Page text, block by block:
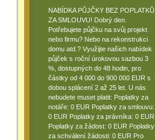
NABÍDKA PŮJČKY BEZ POPLATKŮ
ZA SMLOUVU! Dobrý den.
Potřebujete půjčku na svůj projekt
nebo firmu? Nebo na rekonstrukci
domu atd.? Využijte našich nabídek
půjček s roční úrokovou sazbou 3
%, dostupných do 48 hodin, pro
částky od 4 000 do 900 000 EUR s
dobou splácení 2 až 25 let. U nás
nebudete muset platit: Poplatky za
notáře: 0 EUR Poplatky za smlouvu:
0 EUR Poplatky za právníka: 0 EUR
Poplatky za žádost: 0 EUR Poplatky
za schválení žádosti: 0 EUR Pro